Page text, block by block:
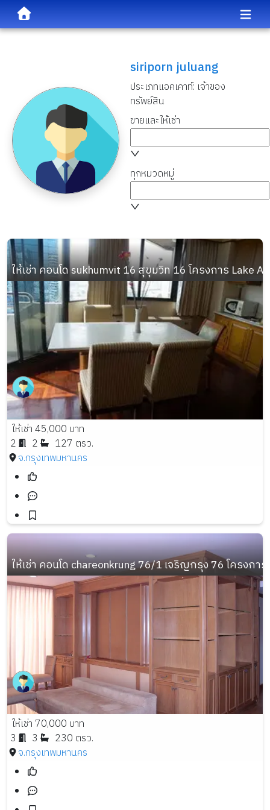
siriporn juluang
ประเภทแอคเคาท์: เจ้าของ
ทรัพย์สิน
ขายและให้เช่า
ทุกหมวดหมู่
ให้เช่า คอนโด sukhumvit 16 สุขุมวิท 16 โครงการ Lake
ให้เช่า 45,000 บาท
2
2
127 ตรว.
จ.กรุงเทพมหานคร
ให้เช่า คอนโด chareonkrung 76/1 เจริญกรุง 76 โครงการ
ให้เช่า 70,000 บาท
3
3
230 ตรว.
จ.กรุงเทพมหานคร